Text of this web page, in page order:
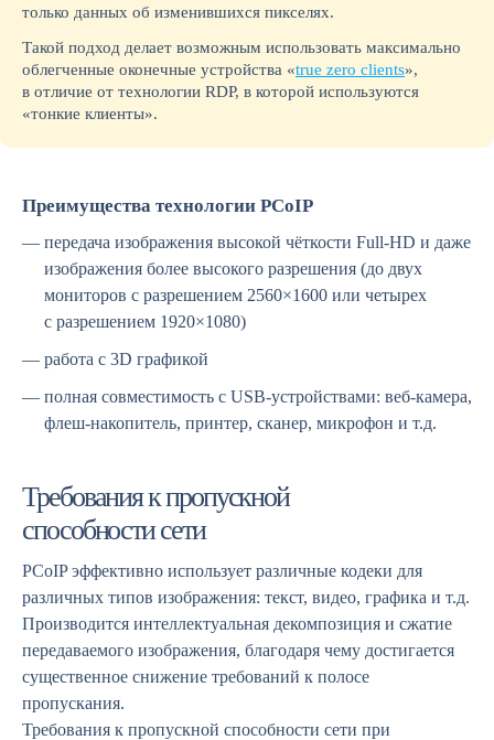
только данных об изменившихся пикселях.
Такой подход делает возможным использовать максимально
облегченные оконечные устройства «true zero clients»,
в отличие от технологии RDP, в которой используются
«тонкие клиенты».
Преимущества технологии PCoIP
передача изображения высокой чёткости Full-HD и даже
изображения более высокого разрешения (до двух
мониторов с разрешением 2560×1600 или четырех
с разрешением 1920×1080)
работа с 3D графикой
полная совместимость с USB-устройствами: веб-камера,
флеш-накопитель, принтер, сканер, микрофон и т.д.
Требования к пропускной
способности сети
PCoIP эффективно использует различные кодеки для
различных типов изображения: текст, видео, графика и т.д.
Производится интеллектуальная декомпозиция и сжатие
передаваемого изображения, благодаря чему достигается
существенное снижение требований к полосе
пропускания.
Требования к пропускной способности сети при